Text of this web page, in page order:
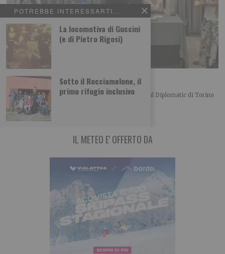
POTREBBE INTERESSARTI...
La locomotiva di Guccini
(e di Pietro Rigosi)
Sotto il Rocciamelone, il
primo rifugio inclusivo
L’importanza del centro in politica
Merlo, Nallo e Giachino a confronto Bel convegno al Diplomatic di Torino
organizzato dalla UDC torinese
IL METEO E' OFFERTO DA